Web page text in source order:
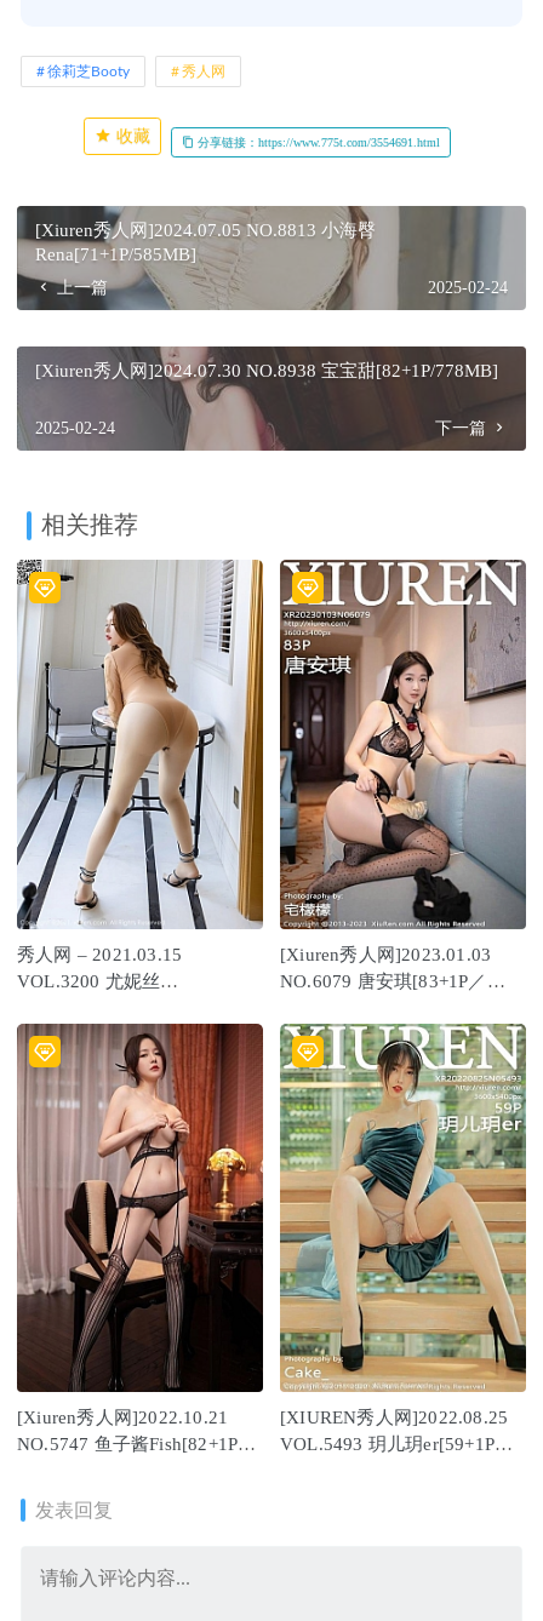
徐莉芝Booty 秀人网
收藏 分享链接：https://www.775t.com/3554691.html
[Xiuren秀人网]2024.07.05 NO.8813 小海臀
Rena[71+1P/585MB]
上一篇 2025-02-24
[Xiuren秀人网]2024.07.30 NO.8938 宝宝甜[82+1P/778MB]
2025-02-24 下一篇
相关推荐
秀人网 – 2021.03.15
VOL.3200 尤妮丝
[Xiuren秀人网]2023.01.03
NO.6079 唐安琪[83+1P／
[Xiuren秀人网]2022.10.21
NO.5747 鱼子酱Fish[82+1P／
[XIUREN秀人网]2022.08.25
VOL.5493 玥儿玥er[59+1P／
发表回复